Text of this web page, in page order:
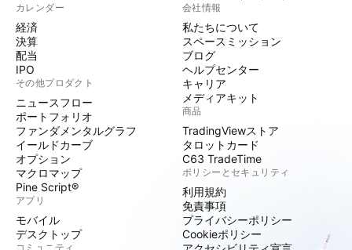
カレンダー
経済
決算
配当
IPO
その他プロダクト
ニュースフロー
ポートフォリオ
ファンダメンタルグラフ
イールドカーブ
オプション
マクロマップ
Pine Script®
アプリ
モバイル
デスクトップ
コミュニティ
会社情報
私たちについて
スペースミッション
ブログ
ヘルプセンター
キャリア
メディアキット
商品
TradingViewストア
タロットカード
C63 TradeTime
ポリシーとセキュリティ
利用規約
免責事項
プライバシーポリシー
Cookieポリシー